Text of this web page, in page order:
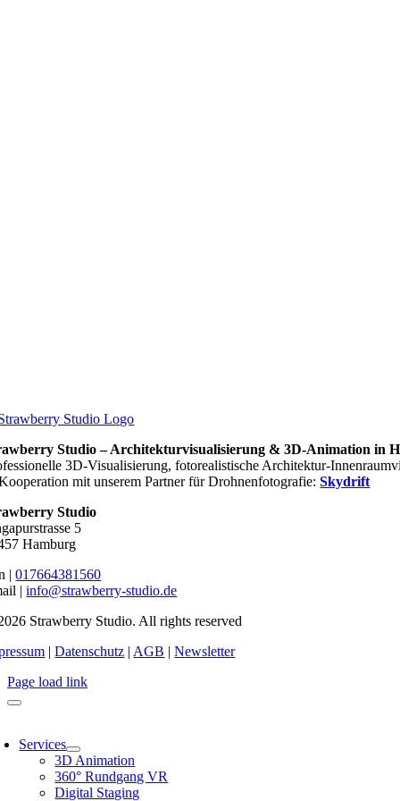
Studio – Architekturvisualisierung & 3D‑Animation in
3D‑Visualisierung, fotorealistische
mit unserem Partner für Drohnenfotografie:Skydrift
Studio
5
Hamburg
|017664381560
|info@strawberry-studio.de
Strawberry Studio. All rights reserved
|Datenschutz | AGB |Newsletter
Page load link
Services
3D Animation
360° Rundgang VR
Digital Staging